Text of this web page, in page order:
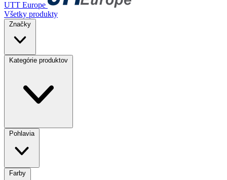
UTT Europe
Všetky produkty
Značky
Kategórie produktov
Pohlavia
Farby